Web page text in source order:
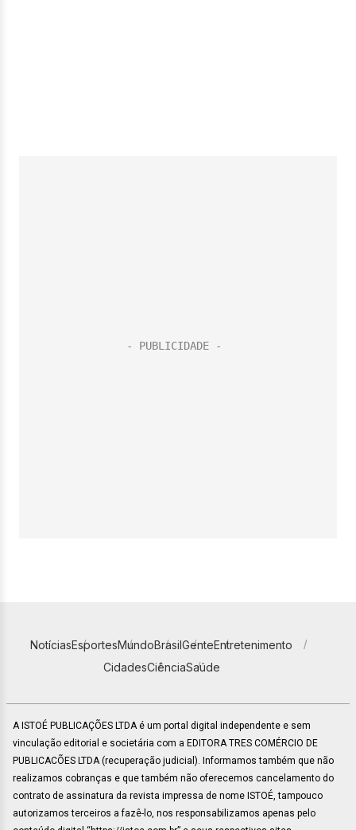
NotíciasEsportesMundoBrasilGenteEntretenimento
CidadesCiênciaSaúde
A ISTOÉ PUBLICAÇÕES LTDA é um portal digital independente e sem
vinculação editorial e societária com a EDITORA TRES COMÉRCIO DE
PUBLICACÕES LTDA (recuperação judicial). Informamos também que não
realizamos cobranças e que também não oferecemos cancelamento do
contrato de assinatura da revista impressa de nome ISTOÉ, tampouco
autorizamos terceiros a fazê-lo, nos responsabilizamos apenas pelo